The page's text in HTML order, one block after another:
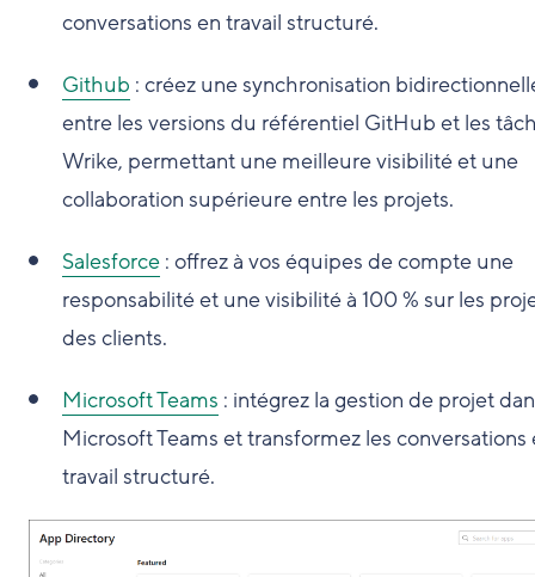
conversations en travail structuré.
Github : créez une synchronisation
entre les versions du référentiel GitHub et les
Wrike, permettant une meilleure visibilité et une
collaboration supérieure entre les projets.
Salesforce : offrez à vos équipes de compte une
responsabilité et une visibilité à 100 % sur les
des clients.
Microsoft Teams : intégrez la gestion de projet
Microsoft Teams et transformez les conversations
travail structuré.